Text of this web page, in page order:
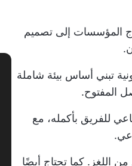
المؤسسات إلى تصميم
تبني أساس بيئة شاملة
المفتوح.
للفريق بأكمله، مع
اللغز. كما تحتاج أيضًا